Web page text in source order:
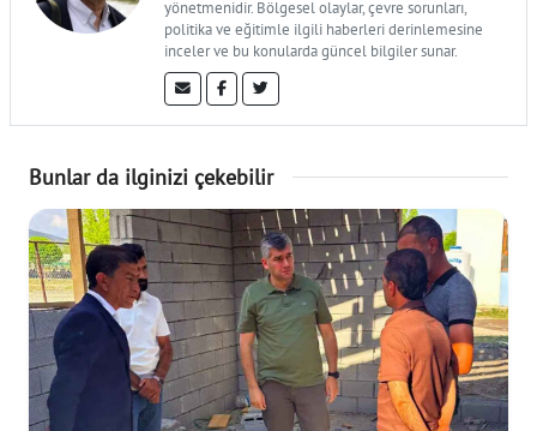
yönetmenidir. Bölgesel olaylar, çevre sorunları,
politika ve eğitimle ilgili haberleri derinlemesine
inceler ve bu konularda güncel bilgiler sunar.
Bunlar da ilginizi çekebilir